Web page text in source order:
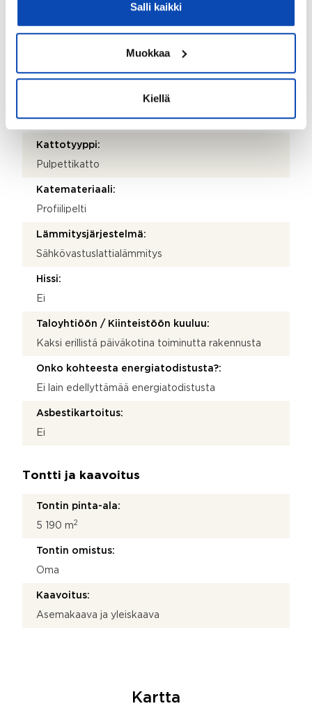
Salli kaikki
Muokkaa
Kiellä
Käyttöönottovuosi:
1998
Rakennus- ja pintamateriaalit:
Puu
Kattotyyppi:
Pulpettikatto
Katemateriaali:
Profiilipelti
Lämmitysjärjestelmä:
Sähkövastuslattialämmitys
Hissi:
Ei
Taloyhtiöön / Kiinteistöön kuuluu:
Kaksi erillistä päiväkotina toiminutta rakennusta
Onko kohteesta energiatodistusta?:
Ei lain edellyttämää energiatodistusta
Asbestikartoitus:
Ei
Tontti ja kaavoitus
Tontin pinta-ala:
5 190 m2
Tontin omistus:
Oma
Kaavoitus:
Asemakaava ja yleiskaava
Kartta